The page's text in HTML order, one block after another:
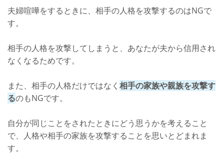
夫婦喧嘩をするときに、相手の人格を攻撃するのはNGで
す。
相手の人格を攻撃してしまうと、あなたが夫から信用され
なくなるためです。
また、相手の人格だけではなく 相手の家族や親族を攻撃す
るのもNGです。
自分が同じことをされたときにどう思うかを考えること
で、人格や相手の家族を攻撃することを思いとどまれま
す。